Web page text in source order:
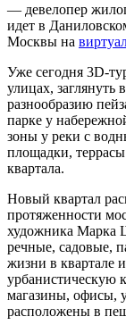
— девелопер
идет в
Москвы на
Уже сегодня 3D-
улицах,
разнообразию
парке у
зоны у реки с
площадки,
квартала.
Новый квартал
протяженности
художника Марка
речные, садовые,
жизни в квартале
урбанистическую
магазины, офисы,
расположены в